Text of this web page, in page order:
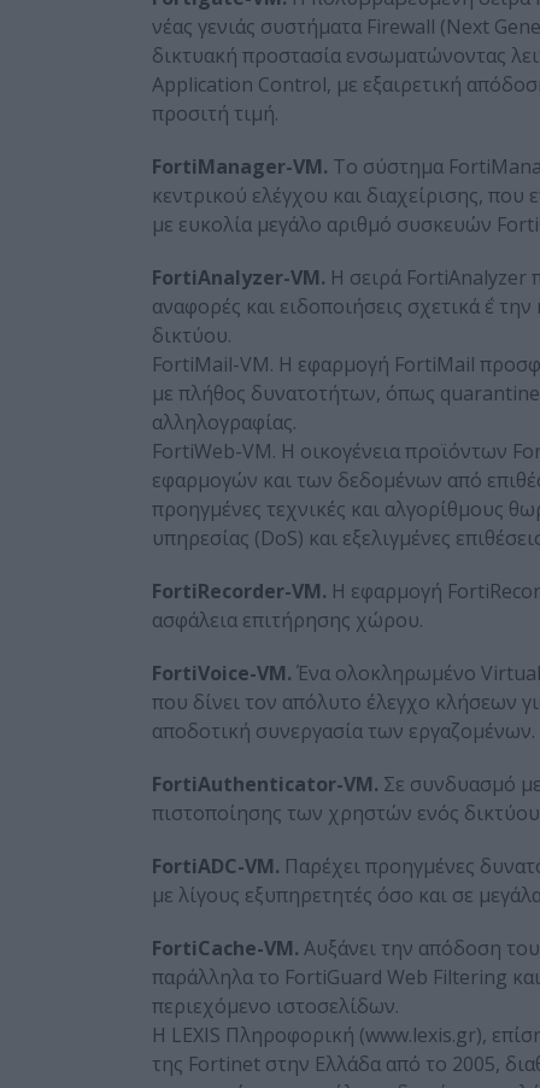
νέας γενιάς συστήματα Firewall (Next
δικτυακή προστασία ενσωματώνοντας
Application Control, με εξαιρετική
προσιτή τιμή.
FortiManager-VM. Το σύστημα
κεντρικού ελέγχου και διαχείρισης, που
με ευκολία μεγάλο αριθμό συσκευών
FortiAnalyzer-VM. Η σειρά FortiAnalyzer
αναφορές και ειδοποιήσεις σχετικά ΅ε
δικτύου.
FortiMail-VM. Η εφαρμογή FortiMail
με πλήθος δυνατοτήτων, όπως quarantine
αλληλογραφίας.
FortiWeb-VM. H οικογένεια προϊόντων
εφαρμογών και των δεδομένων από
προηγμένες τεχνικές και αλγορίθμους
υπηρεσίας (DoS) και εξελιγμένες
FortiRecorder-VM. Η εφαρμογή
ασφάλεια επιτήρησης χώρου.
FortiVoice-VM. Ένα ολοκληρωμένο Virtual
που δίνει τον απόλυτο έλεγχο κλήσεων
αποδοτική συνεργασία των εργαζομένων.
FortiAuthenticator-VM. Σε συνδυασμό
πιστοποίησης των χρηστών ενός
FortiADC-VM. Παρέχει προηγμένες
με λίγους εξυπηρετητές όσο και σε
FortiCache-VM. Αυξάνει την απόδοση
παράλληλα το FortiGuard Web Filtering
περιεχόμενο ιστοσελίδων.
Η LEXIS Πληροφορική (www.lexis.gr),
της Fortinet στην Ελλάδα από το 2005,